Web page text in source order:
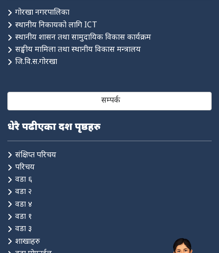
गोरखा नगरपालिका
स्थानीय निकायको लागि ICT
स्थानीय शासन तथा सामुदायिक विकास कार्यक्रम
सङ्घीय मामिला तथा स्थानीय विकास मन्त्रालय
जि.वि.स.गोरखा
सम्पर्क
धेरै पढीएका दश पृष्ठहरु
संक्षिप्त परिचय
परिचय
वडा ६
वडा २
वडा ४
वडा १
वडा ३
शाखाहरु